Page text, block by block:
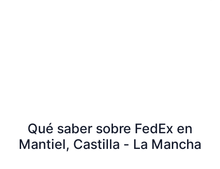
Qué saber sobre FedEx en
Mantiel, Castilla - La Mancha